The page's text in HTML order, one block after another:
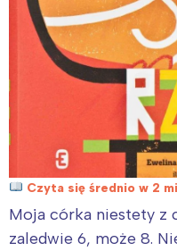
Czyta się średnio w 2
Moja córka niestety z
zaledwie 6, może 8.